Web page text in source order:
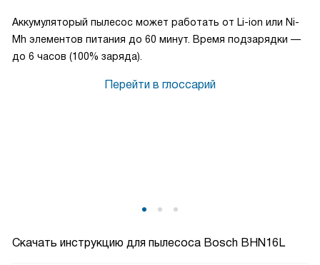
Скачать инструкцию для пылесоса Bosch BHN16L
Аккумуляторый пылесос может работать от Li-ion или Ni-
Mh элементов питания до 60 минут. Время подзарядки —
до 6 часов (100% заряда).
Перейти в глоссарий